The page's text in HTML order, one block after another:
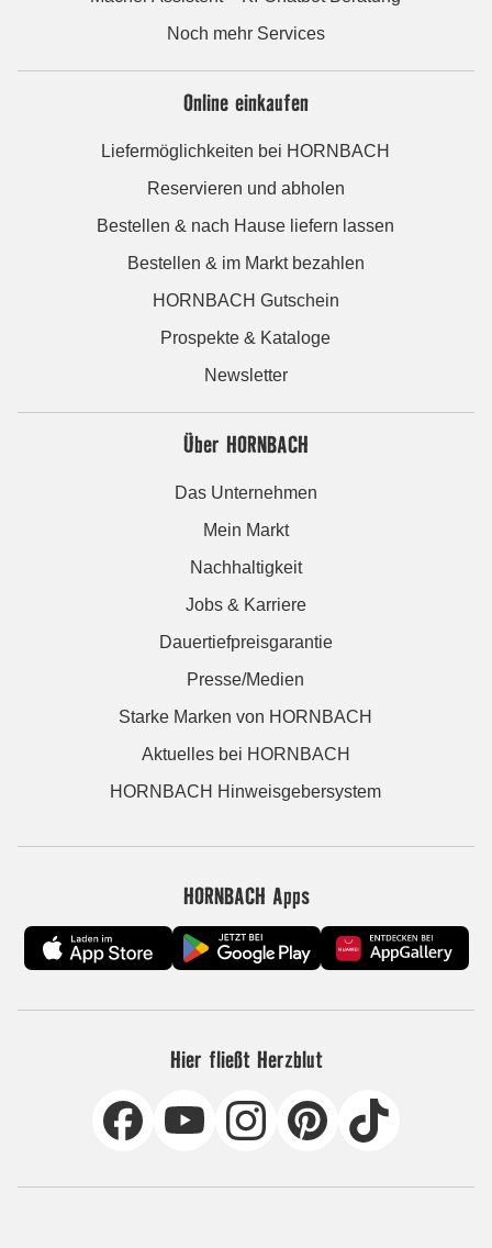
Noch mehr Services
Online einkaufen
Liefermöglichkeiten bei HORNBACH
Reservieren und abholen
Bestellen & nach Hause liefern lassen
Bestellen & im Markt bezahlen
HORNBACH Gutschein
Prospekte & Kataloge
Newsletter
Über HORNBACH
Das Unternehmen
Mein Markt
Nachhaltigkeit
Jobs & Karriere
Dauertiefpreisgarantie
Presse/Medien
Starke Marken von HORNBACH
Aktuelles bei HORNBACH
HORNBACH Hinweisgebersystem
HORNBACH Apps
Hier fließt Herzblut